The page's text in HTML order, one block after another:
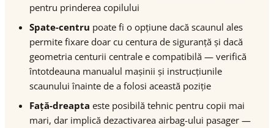
pentru prinderea copilului
Spate-centru poate fi o opțiune dacă scaunul ales
permite fixare doar cu centura de siguranță și dacă
geometria centurii centrale e compatibilă — verifică
întotdeauna manualul mașinii și instrucțiunile
scaunului înainte de a folosi această poziție
Față-dreapta este posibilă tehnic pentru copii mai
mari, dar implică dezactivarea airbag-ului pasager —